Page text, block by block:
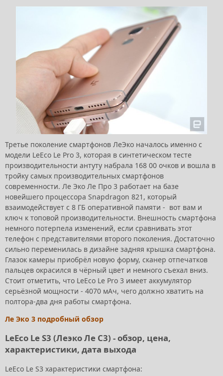
Третье поколение смартфонов ЛеЭко началось именно с
модели LeEco Le Pro 3, которая в синтетическом тесте
производительности антуту набрала 168 00 очков и вошла в
тройку самых производительных смартфонов
современности. Ле Эко Ле Про 3 работает на базе
новейшего процессора Snapdragon 821, который
взаимодействует с 8 ГБ оперативной памяти - вот вам и
ключ к топовой производительности. Внешность смартфона
немного потерпела изменений, если сравнивать этот
телефон с представителями второго поколения. Достаточно
сильно переменилась в дизайне задняя крышка смартфона.
Глазок камеры приобрёл новую форму, сканер отпечатков
пальцев окрасился в чёрный цвет и немного съехал вниз.
Стоит отметить, что LeEco Le Pro 3 имеет аккумулятор
серьёзной мощности - 4070 мАч, чего должно хватить на
полтора-два дня работы смартфона.
Ле Эко 3 подробный обзор
LeEco Le S3 (Леэко Ле С3) - обзор, цена,
характеристики, дата выхода
LeEco Le S3 характеристики смартфона: